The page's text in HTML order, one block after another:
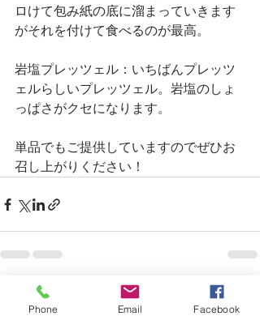
ロけて包み紙の底に溜まっていきます
がそれを付けて食べるのが最高。
岩塩プレッツェル：いちばんプレッツ
ェルらしいプレッツェル。岩塩のしょ
っぱさがクセになります。
単品でもご提供していますのでぜひお
召し上がりください！
最新記事 すべて表示
Phone Email Facebook